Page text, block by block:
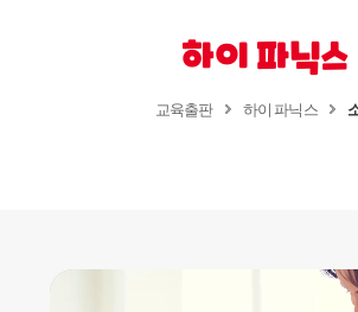
하이 파닉스
교육출판 하이 파닉스